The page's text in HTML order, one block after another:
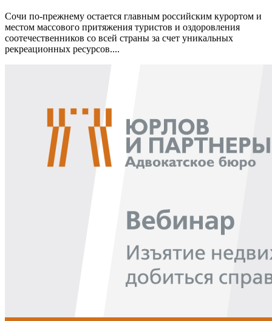
Сочи по-прежнему остается главным российским курортом и
местом массового притяжения туристов и оздоровления
соотечественников со всей страны за счет уникальных
рекреационных ресурсов....